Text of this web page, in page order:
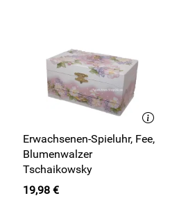
Erwachsenen-Spieluhr, Fee,
Blumenwalzer
Tschaikowsky
19,98 €